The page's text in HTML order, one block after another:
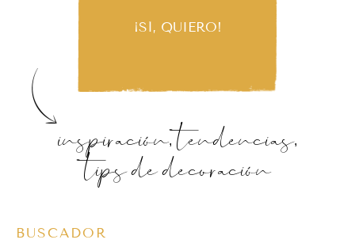
¡SÍ, QUIERO!
inspiración, tendencias,
tips de decoración
BUSCADOR